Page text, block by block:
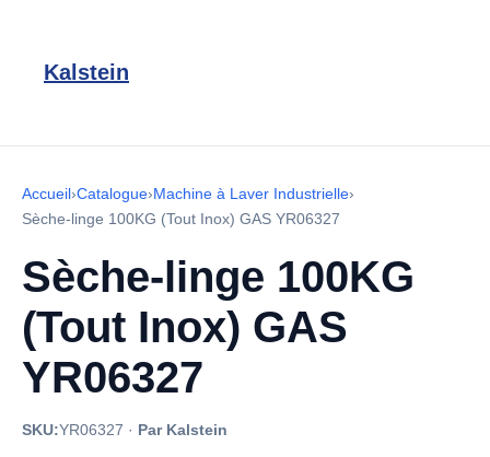
Kalstein
Accueil›Catalogue›Machine à Laver Industrielle›
Sèche-linge 100KG (Tout Inox) GAS YR06327
Sèche-linge 100KG
(Tout Inox) GAS
YR06327
SKU:YR06327 · Par Kalstein